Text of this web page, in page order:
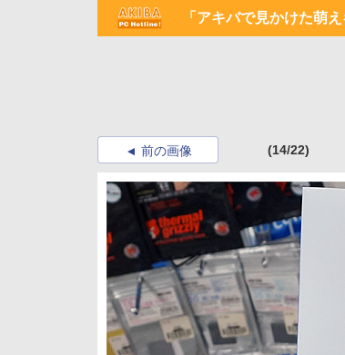
「アキバで見かけた萌
前の画像 (14/22)